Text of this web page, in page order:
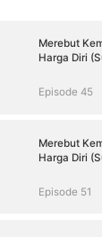
Merebut
Harga Diri
Episode 45
Merebut
Harga Diri
Episode 51